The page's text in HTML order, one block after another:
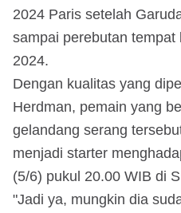
2024 Paris setelah
sampai perebutan tempat
2024.
Dengan kualitas yang
Herdman, pemain yang
gelandang serang
menjadi starter
(5/6) pukul 20.00 WIB di
"Jadi ya, mungkin dia